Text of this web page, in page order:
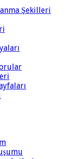
Şekilleri